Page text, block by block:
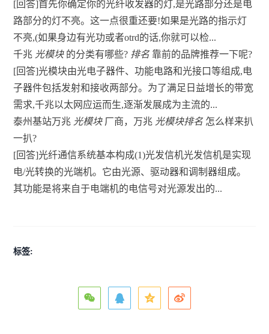
[回答]首先你确定你的光纤收发器的灯,是光路部分还是电
路部分的灯不亮。这一点很重还要!如果是光路的指示灯
不亮,(如果身边有光功或者otrd的话,你就可以检...
千兆 光模块 的分类有哪些? 排名 靠前的品牌推荐一下呢?
[回答]光模块由光电子器件、功能电路和光接口等组成,电
子器件包括发射和接收两部分。为了满足日益增长的带宽
需求,千兆以太网应运而生,逐渐发展成为主流的...
泰州基站万兆 光模块 厂商，万兆 光模块排名 怎么样来扒
一扒?
[回答]光纤通信系统基本构成(1)光发信机光发信机是实现
电/光转换的光端机。它由光源、驱动器和调制器组成。
其功能是将来自于电端机的电信号对光源发出的...
标签: